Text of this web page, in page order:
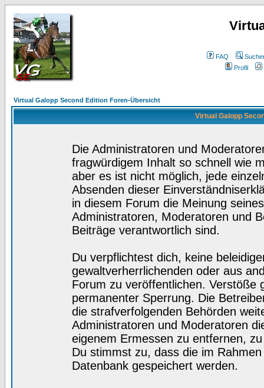
FAQ
Profil
Virtual Galopp Second Edition Foren-Übersicht
Virtual Galopp
Die Administratoren und
fragwürdigem Inhalt so schnell wie
aber es ist nicht möglich, jede
Absenden dieser
in diesem Forum die Meinung
Administratoren, Moderatoren und
Beiträge verantwortlich sind.
Du verpflichtest dich, keine
gewaltverherrlichenden oder aus
Forum zu veröffentlichen. Verstöße
permanenter Sperrung. Die
die strafverfolgenden Behörden
Administratoren und Moderatoren
eigenem Ermessen zu entfernen,
Du stimmst zu, dass die im
Datenbank gespeichert werden.